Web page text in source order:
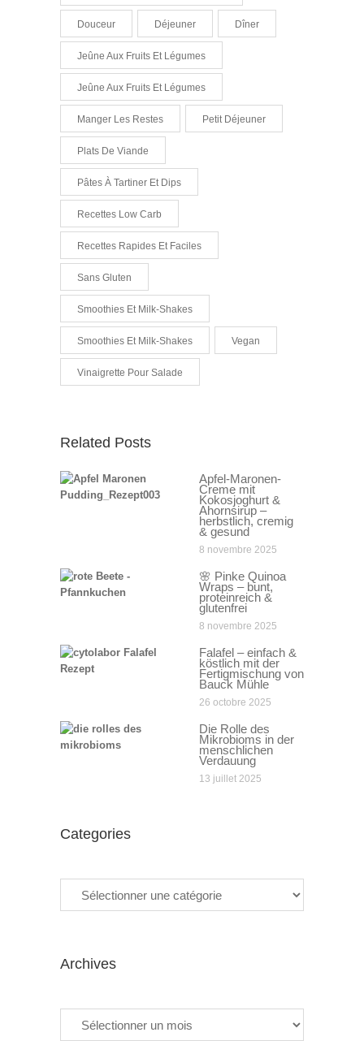
Douceur Déjeuner Dîner
Jeûne Aux Fruits Et Légumes
Jeûne Aux Fruits Et Légumes
Manger Les Restes Petit Déjeuner
Plats De Viande
Pâtes À Tartiner Et Dips
Recettes Low Carb
Recettes Rapides Et Faciles
Sans Gluten
Smoothies Et Milk-Shakes
Smoothies Et Milk-Shakes Vegan
Vinaigrette Pour Salade
Related Posts
Apfel-Maronen-
Creme mit
Kokosjoghurt &
Ahornsirup –
herbstlich, cremig
& gesund
8 novembre 2025
🌸 Pinke Quinoa
Wraps – bunt,
proteinreich &
glutenfrei
8 novembre 2025
Falafel – einfach &
köstlich mit der
Fertigmischung von
Bauck Mühle
26 octobre 2025
Die Rolle des
Mikrobioms in der
menschlichen
Verdauung
13 juillet 2025
Categories
Archives